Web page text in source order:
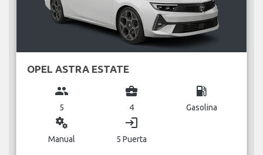
OPEL ASTRA ESTATE
group
5
business_center
4
local_gas_station
Gasolina
miscellaneous_services
Manual
login
5 Puerta